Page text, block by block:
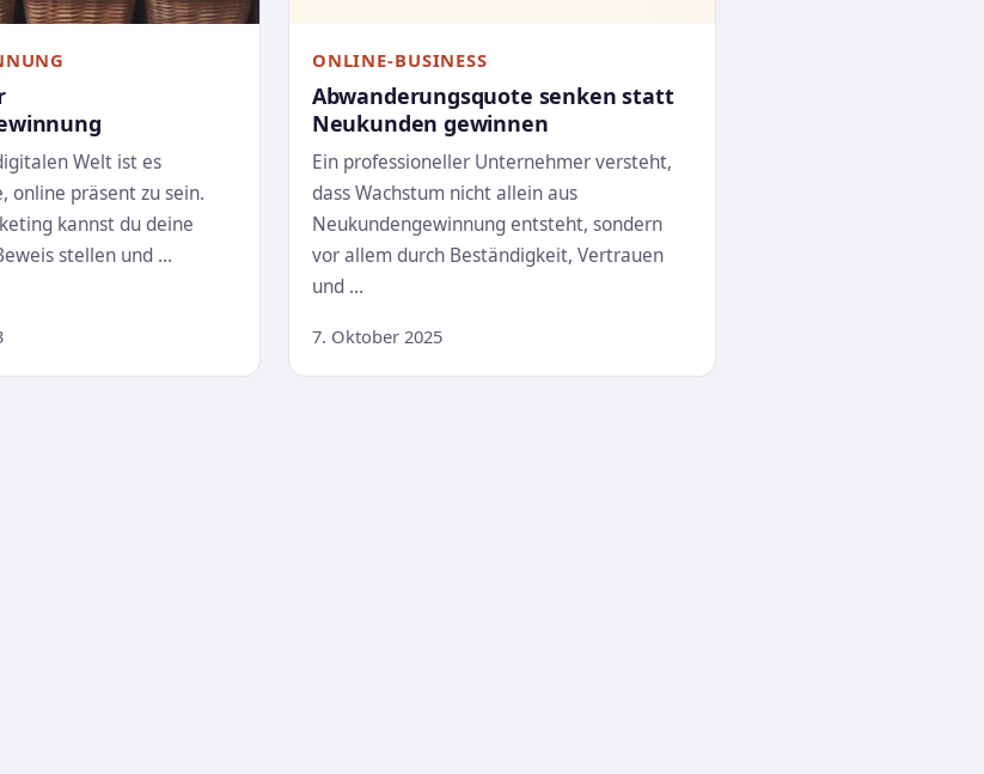
Welt ist es
online präsent zu sein.
kannst du deine
stellen und …
ONLINE-BUSINESS
Abwanderungsquote senken statt
Neukunden gewinnen
Ein professioneller Unternehmer versteht,
dass Wachstum nicht allein aus
Neukundengewinnung entsteht, sondern
vor allem durch Beständigkeit, Vertrauen
und …
7. Oktober 2025